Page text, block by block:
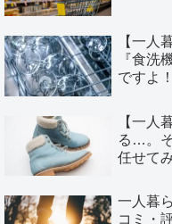
【一人
『食洗
ですよ！
【一人
る…。
任せて
一人暮
コミ・